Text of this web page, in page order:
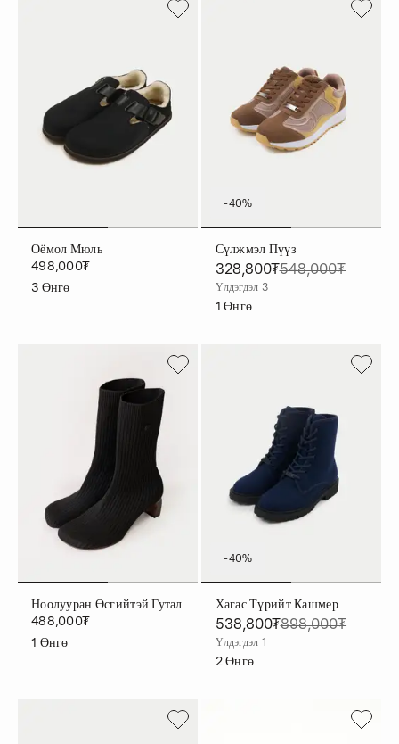
Оёмол Мюль
498,000₮
3 Өнгө
-40%
Сүлжмэл Пүүз
328,800₮548,000₮
Үлдэгдэл 3
1 Өнгө
Ноолууран Өсгийтэй Гутал
488,000₮
1 Өнгө
-40%
Хагас Түрийт Кашмер
538,800₮898,000₮
Үлдэгдэл 1
2Өнгө